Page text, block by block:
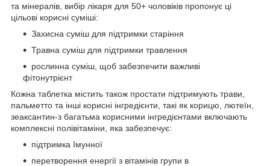
та мінералів, вибір лікаря для 50+ чоловіків пропонує ці
цільові корисні суміші:
Захисна суміш для підтримки старіння
Травна суміш для підтримки травлення
рослинна суміш, щоб забезпечити важливі
фітонутрієнт
Кожна таблетка містить також простати підтримують трави,
пальметто та інші корисні інгредієнти, такі як корицю, лютеїн,
зеаксантин-з багатьма корисними інгредієнтами включають
комплексні полівітаміни, яка забезпечує:
підтримка Імунної
перетворення енергії з вітамінів групи в